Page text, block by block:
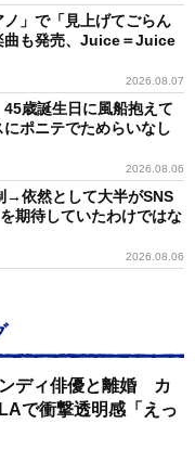
oqtjnv6Cwv
、疾走する馬上か
の絵図を見て衝撃を
でハードだけでな
先人の努力に驚嘆す
うようになり、練習
協力もあって実現す
や馬上武芸の練習し
すぐに出来ました
」で「見上げてごらん
も発売、Juice＝Juice
2026.08.07
歳誕生日に風船抱えて
ポニテでためらいなし
2026.08.06
→依然として大半がSNS
期待していたわけではな
2026.08.06
ディ俳優と離婚 カ
で衝撃透明感「えっ